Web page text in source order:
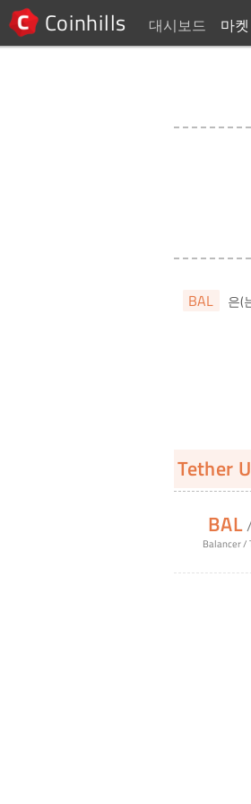
Coinhills 대시보드 마켓
BAL 은(
Tether
BAL/
Balancer/